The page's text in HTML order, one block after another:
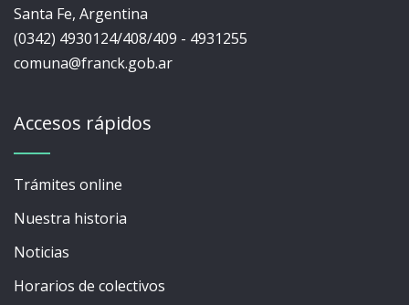
Santa Fe, Argentina
(0342) 4930124/408/409 - 4931255
comuna@franck.gob.ar
Accesos rápidos
Trámites online
Nuestra historia
Noticias
Horarios de colectivos